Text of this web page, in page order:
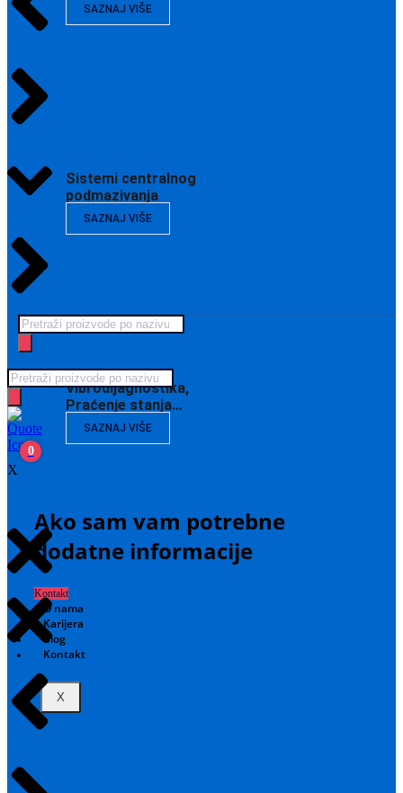
SAZNAJ VIŠE
Sistemi centralnog
podmazivanja
SAZNAJ VIŠE
Vibrodijagnostika,
Praćenje stanja…
SAZNAJ VIŠE
Ako sam vam potrebne
dodatne informacije
Kontakt
O nama
Karijera
Blog
Kontakt
X
Products
search
Products
search
0
X